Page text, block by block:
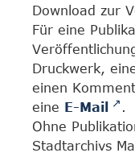
Download zur
Für eine
Druckwerk,
einen
eine E-Mail
.
Ohne
Stadtarchivs